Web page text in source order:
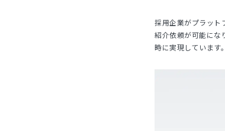
採用企業がプラット
紹介依頼が可能にな
時に実現しています。